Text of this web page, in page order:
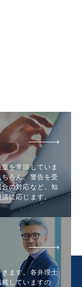
を常設していま
ろん、警告を受
の対応など、知
に応じます。
ます。各弁理士
していますの